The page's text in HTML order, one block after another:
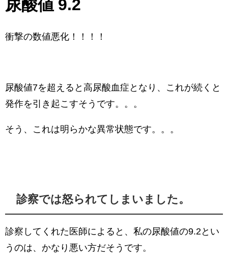
尿酸値 9.2
衝撃の数値悪化！！！！
尿酸値7を超えると高尿酸血症となり、これが続くと
発作を引き起こすそうです。。。
そう、これは明らかな異常状態です。。。
診察では怒られてしまいました。
診察してくれた医師によると、私の尿酸値の9.2とい
うのは、かなり悪い方だそうです。